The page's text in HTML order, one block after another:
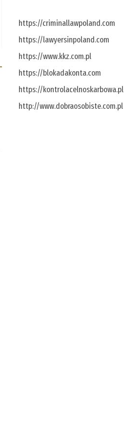
https://criminallawpoland.com
https://lawyersinpoland.com
https://www.kkz.com.pl
https://blokadakonta.com
https://kontrolacelnoskarbowa.pl
http://www.dobraosobiste.com.pl